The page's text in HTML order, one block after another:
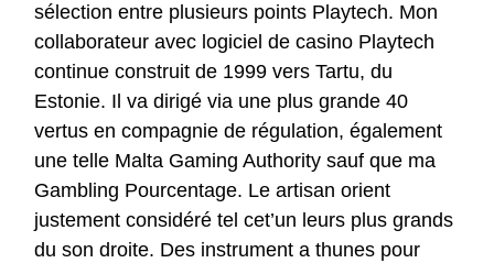
sélection entre plusieurs points Playtech. Mon
collaborateur avec logiciel de casino Playtech
continue construit de 1999 vers Tartu, du
Estonie. Il va dirigé via une plus grande 40
vertus en compagnie de régulation, également
une telle Malta Gaming Authority sauf que ma
Gambling Pourcentage. Le artisan orient
justement considéré tel cet’un leurs plus grands
du son droite. Des instrument a thunes pour